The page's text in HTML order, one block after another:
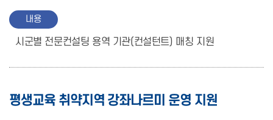
내용
시군별 전문컨설팅 용역 기관(컨설턴트) 매칭 지원
평생교육 취약지역 강좌나르미 운영 지원